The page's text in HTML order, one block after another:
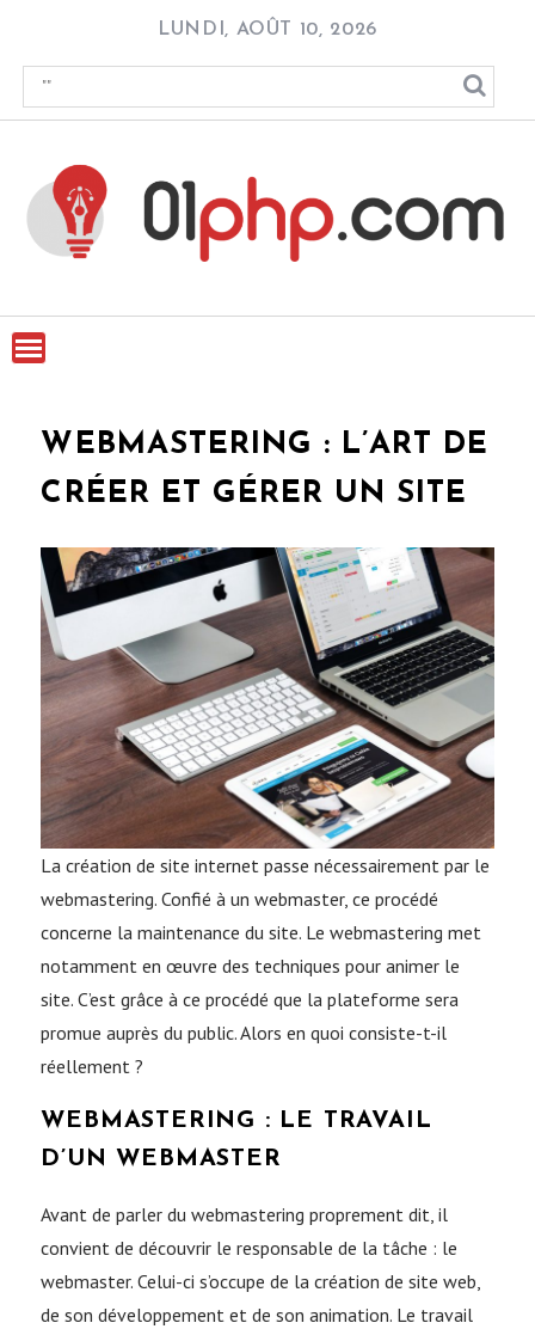
content
LUNDI, AOÛT 10, 2026
WEBMASTERING : L’ART DE
CRÉER ET GÉRER UN SITE
La création de site internet passe nécessairement par le
webmastering. Confié à un webmaster, ce procédé
concerne la maintenance du site. Le webmastering met
notamment en œuvre des techniques pour animer le
site. C’est grâce à ce procédé que la plateforme sera
promue auprès du public. Alors en quoi consiste-t-il
réellement ?
WEBMASTERING : LE TRAVAIL
D’UN WEBMASTER
Avant de parler du webmastering proprement dit, il
convient de découvrir le responsable de la tâche : le
webmaster. Celui-ci s’occupe de la création de site web,
de son développement et de son animation. Le travail